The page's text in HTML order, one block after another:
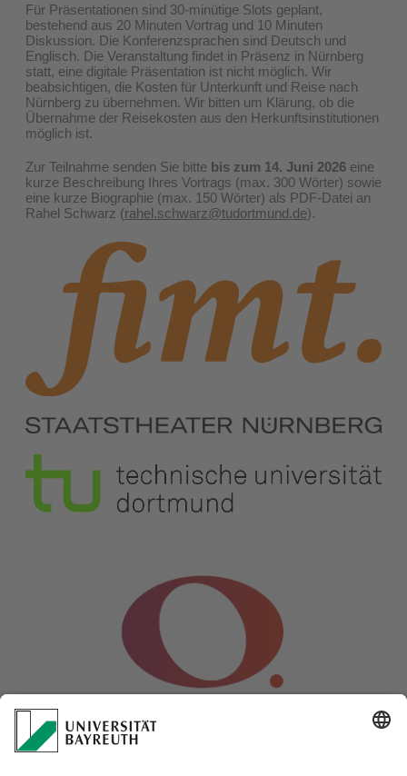
Für Präsentationen sind 30-minütige Slots geplant,
bestehend aus 20 Minuten Vortrag und 10 Minuten
Diskussion. Die Konferenzsprachen sind Deutsch und
Englisch. Die Veranstaltung findet in Präsenz in Nürnberg
statt, eine digitale Präsentation ist nicht möglich. Wir
beabsichtigen, die Kosten für Unterkunft und Reise nach
Nürnberg zu übernehmen. Wir bitten um Klärung, ob die
Übernahme der Reisekosten aus den Herkunftsinstitutionen
möglich ist.
Zur Teilnahme senden Sie bitte bis zum 14. Juni 2026 eine
kurze Beschreibung Ihres Vortrags (max. 300 Wörter) sowie
eine kurze Biographie (max. 150 Wörter) als PDF-Datei an
Rahel Schwarz (rahel.schwarz@tudortmund.de).